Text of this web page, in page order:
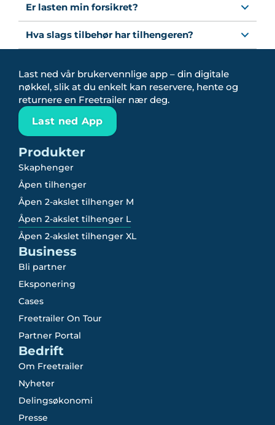
Er lasten min forsikret?
Hva slags tilbehør har tilhengeren?
Last ned vår brukervennlige app – din digitale
nøkkel, slik at du enkelt kan reservere, hente og
returnere en Freetrailer nær deg.
Last ned App
Produkter
Skaphenger
Åpen tilhenger
Åpen 2-akslet tilhenger M
Åpen 2-akslet tilhenger L
Åpen 2-akslet tilhenger XL
Business
Bli partner
Eksponering
Cases
Freetrailer On Tour
Partner Portal
Bedrift
Om Freetrailer
Nyheter
Delingsøkonomi
Presse